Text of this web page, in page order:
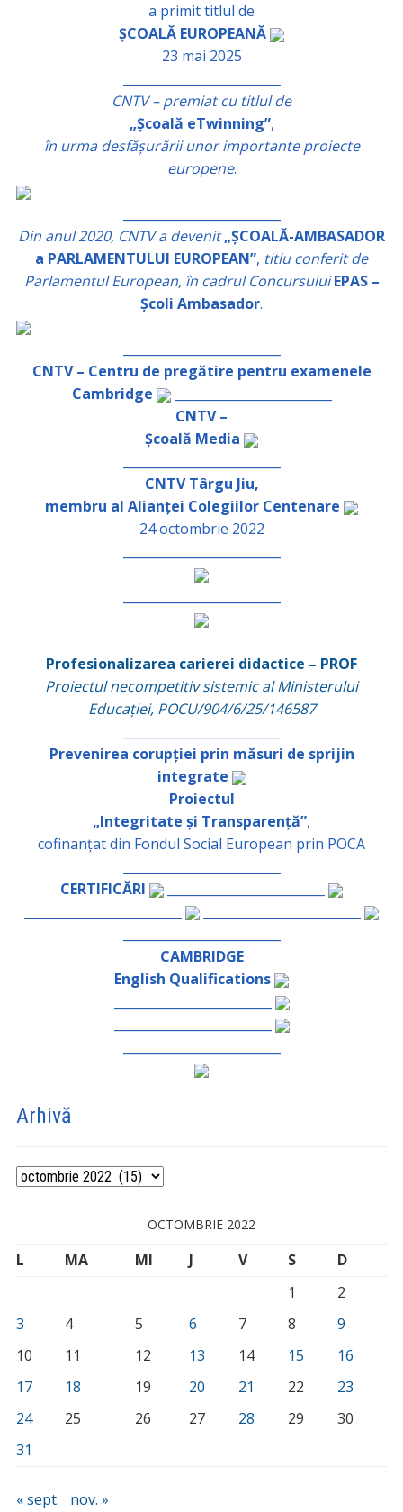
a primit titlul de
ȘCOALĂ EUROPEANĂ
23 mai 2025
CNTV – premiat cu titlul de
„Școală eTwinning”,
în urma desfășurării unor importante proiecte
europene.
Din anul 2020, CNTV a devenit „ȘCOALĂ-AMBASADOR
a PARLAMENTULUI EUROPEAN”, titlu conferit de
Parlamentul European, în cadrul Concursului EPAS –
Școli Ambasador.
CNTV – Centru de pregătire pentru examenele
Cambridge
_________________________
CNTV –
Școală Media
CNTV Târgu Jiu,
membru al Alianței Colegiilor Centenare
24 octombrie 2022
Profesionalizarea carierei didactice – PROF
Proiectul necompetitiv sistemic al Ministerului
Educației, POCU/904/6/25/146587
Prevenirea corupției prin măsuri de sprijin
integrate
Proiectul
„Integritate și Transparență”,
cofinanțat din Fondul Social European prin POCA
CERTIFICĂRI
CAMBRIDGE
English Qualifications
Arhivă
Arhivă
OCTOMBRIE 2022
L MA MI J V S
D
1
2
3
4 5 6 7 8
9
10
11 12 13 14 15
16
17
18 19 20 21 22
23
24
25 26 27 28 29
30
31
« sept. nov. »